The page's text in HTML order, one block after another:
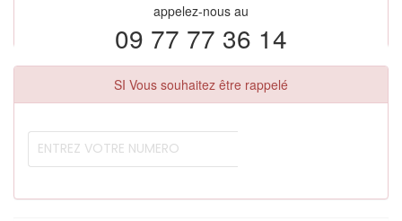
appelez-nous au
09 77 77 36 14
SI Vous souhaitez être rappelé